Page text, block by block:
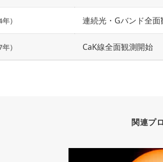
） 連続光・Gバンド全
） CaK線全面観測開始
関連プ